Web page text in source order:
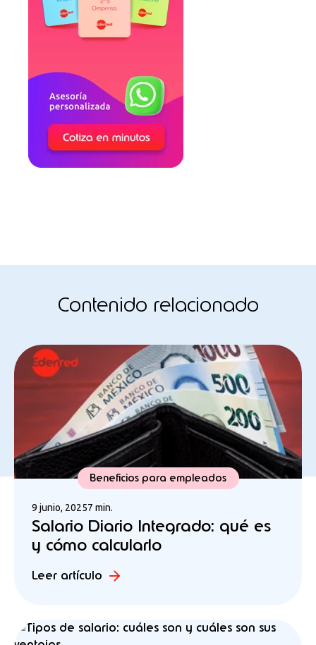
Contenido relacionado
Beneficios para empleados
9 junio, 20257 min.
Salario Diario Integrado: qué es
y cómo calcularlo
Leer artículo